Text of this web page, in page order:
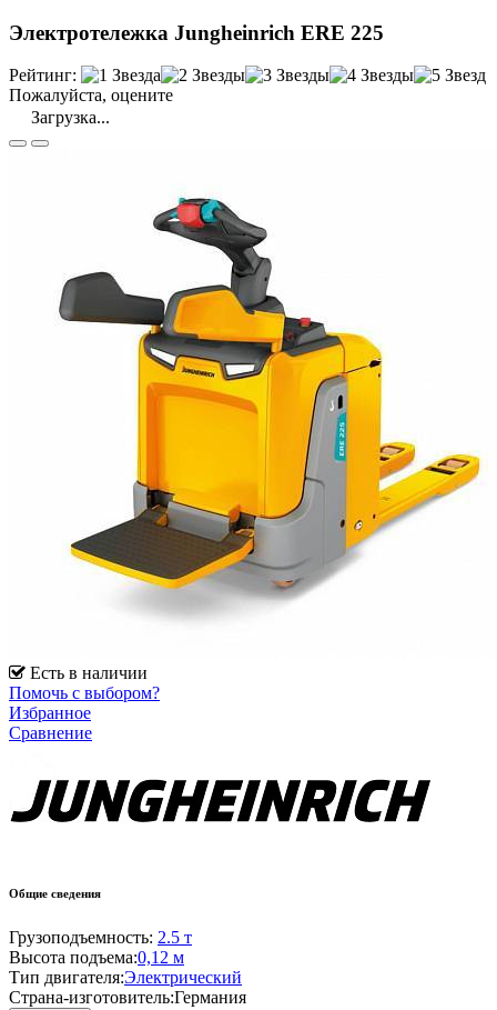
Электротележка Jungheinrich ERE 225
Рейтинг:
Пожалуйста, оцените
Загрузка...
Есть в наличии
Помочь с выбором?
Избранное
Сравнение
Общие сведения
Грузоподъемность: 2.5 т
Высота подъема:0,12 м
Тип двигателя:Электрический
Страна-изготовитель:Германия